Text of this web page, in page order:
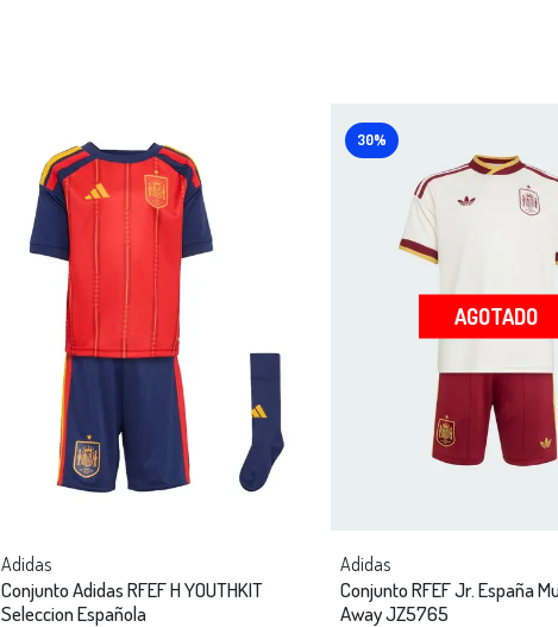
Adidas
Conjunto Adidas RFEF H YOUTHKIT
Seleccion Española
30%
AGOTADO
Adidas
Conjunto RFEF Jr. España
Away JZ5765